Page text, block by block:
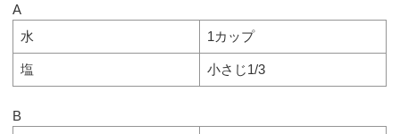
A
水
1カップ
塩 小さじ1/3
B